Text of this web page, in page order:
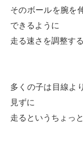
そのボールを腕を
できるように
走る速さを調整す
多くの子は目線よ
見ずに
走るというちょっ